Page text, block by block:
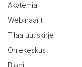
Akatemia
Webinaarit
Tilaa uutiskirje
Ohjekeskus
Blogi